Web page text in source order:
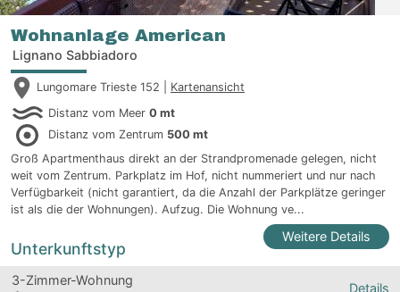
Wohnanlage American
Lignano Sabbiadoro
Lungomare Trieste 152 | Kartenansicht
Distanz vom Meer 0 mt
Distanz vom Zentrum 500 mt
Groß Apartmenthaus direkt an der Strandpromenade gelegen, nicht
weit vom Zentrum. Parkplatz im Hof, nicht nummeriert und nur nach
Verfügbarkeit (nicht garantiert, da die Anzahl der Parkplätze geringer
ist als die der Wohnungen). Aufzug. Die Wohnung ve...
Weitere Details
Unterkunftstyp
3-Zimmer-Wohnung
Details